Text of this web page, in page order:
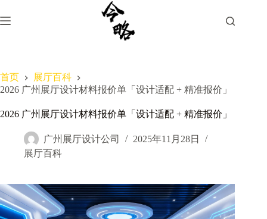
过
首页
展厅百科
2026 广州展厅设计材料报价单「设计适配 + 精准报价」
2026 广州展厅设计材料报价单「设计适配 + 精准报价」
广州展厅设计公司
2025年11月28日
展厅百科